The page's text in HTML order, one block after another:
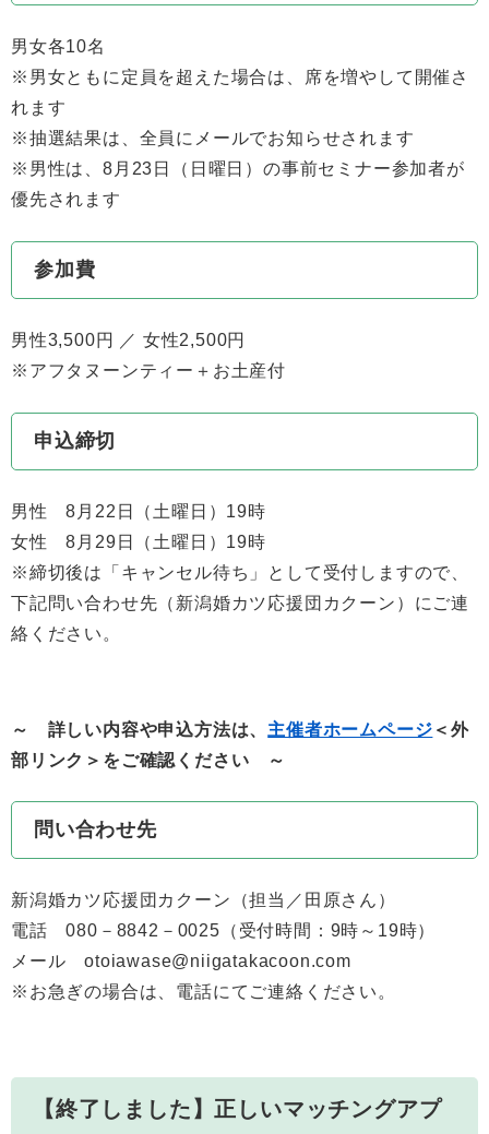
男女各10名
※男女ともに定員を超えた場合は、席を増やして開催さ
れます
※抽選結果は、全員にメールでお知らせされます
※男性は、8月23日（日曜日）の事前セミナー参加者が
優先されます
参加費
男性3,500円 ／ 女性2,500円
※アフタヌーンティー＋お土産付
申込締切
男性 8月22日（土曜日）19時
女性 8月29日（土曜日）19時
※締切後は「キャンセル待ち」として受付しますので、
下記問い合わせ先（新潟婚カツ応援団カクーン）にご連
絡ください。
～ 詳しい内容や申込方法は、 主催者ホームページ ＜外
部リンク＞ をご確認ください ～
問い合わせ先
新潟婚カツ応援団カクーン（担当／田原さん）
電話 080－8842－0025（受付時間：9時～19時）
メール otoiawase@niigatakacoon.com
※お急ぎの場合は、電話にてご連絡ください。
【終了しました】正しいマッチングアプ